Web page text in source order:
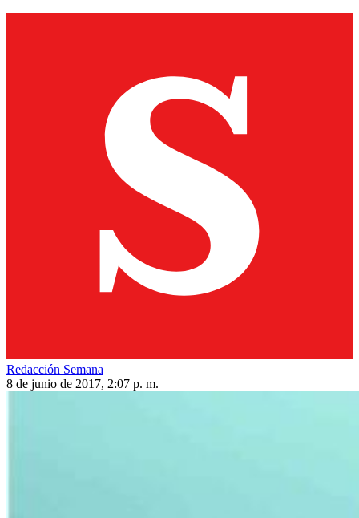
Redacción Semana
8 de junio de 2017, 2:07 p. m.